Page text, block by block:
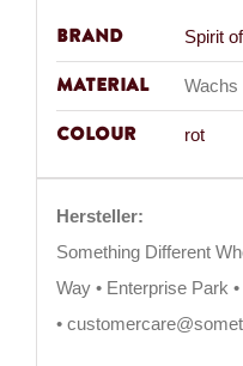
Brand Spirit
Material Wachs
Colour rot
Hersteller:
Something Different
Way • Enterprise Park
•